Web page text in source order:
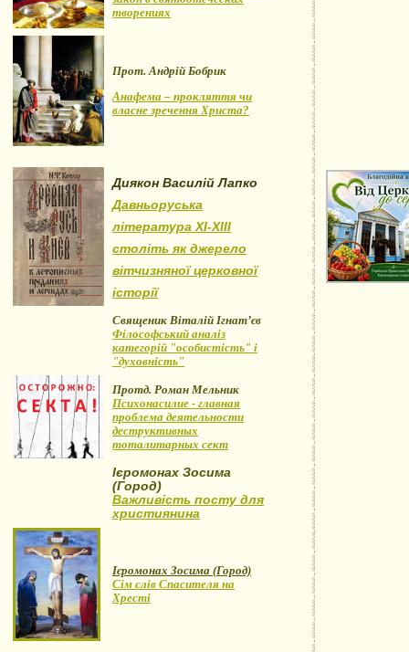
творениях
Прот. Андрій Бобрик
Анафема – прокляття чи
власне зречення Христа?
Диякон Василій Лапко
Давньоруська
література XI-XIII
століть як джерело
вітчизняної церковної
історії
Священик Віталій Ігнат’єв
Філософський аналіз
категорій "особистість" і
"духовність"
Протд. Роман Мельник
Психонасилие - главная
проблема деятельности
деструктивных
тоталитарных сект
Ієромонах Зосима
(Город)
Важливість посту для
християнина
Ієромонах Зосима (Город)
Сім слів Спасителя на
Хресті